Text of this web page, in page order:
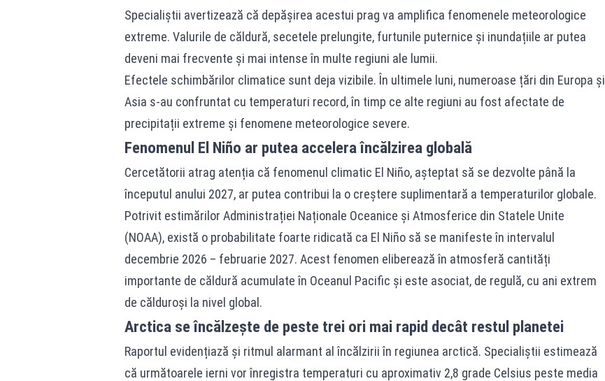
Specialiștii avertizează că depășirea acestui prag va amplifica fenomenele meteorologice
extreme. Valurile de căldură, secetele prelungite, furtunile puternice și inundațiile ar putea
deveni mai frecvente și mai intense în multe regiuni ale lumii.
Efectele schimbărilor climatice sunt deja vizibile. În ultimele luni, numeroase țări din Europa și
Asia s-au confruntat cu temperaturi record, în timp ce alte regiuni au fost afectate de
precipitații extreme și fenomene meteorologice severe.
Fenomenul El Niño ar putea accelera încălzirea globală
Cercetătorii atrag atenția că fenomenul climatic El Niño, așteptat să se dezvolte până la
începutul anului 2027, ar putea contribui la o creștere suplimentară a temperaturilor globale.
Potrivit estimărilor Administrației Naționale Oceanice și Atmosferice din Statele Unite
(NOAA), există o probabilitate foarte ridicată ca El Niño să se manifeste în intervalul
decembrie 2026 – februarie 2027. Acest fenomen eliberează în atmosferă cantități
importante de căldură acumulate în Oceanul Pacific și este asociat, de regulă, cu ani extrem
de călduroși la nivel global.
Arctica se încălzește de peste trei ori mai rapid decât restul planetei
Raportul evidențiază și ritmul alarmant al încălzirii în regiunea arctică. Specialiștii estimează
că următoarele ierni vor înregistra temperaturi cu aproximativ 2,8 grade Celsius peste media